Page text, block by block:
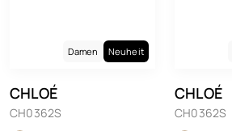
Damen Neuheit
CHLOÉ
CH0362S
CHLOÉ
CH0362S